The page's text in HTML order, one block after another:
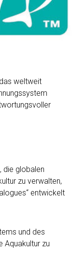
weltweit
die globalen
zu verwalten,
entwickelt
und des
Aquakultur zu